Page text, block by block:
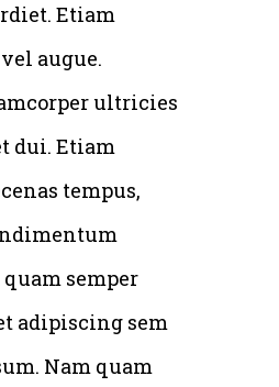
Etiam
augue.
ultricies
dui. Etiam
tempus,
semper
adipiscing sem
Nam quam